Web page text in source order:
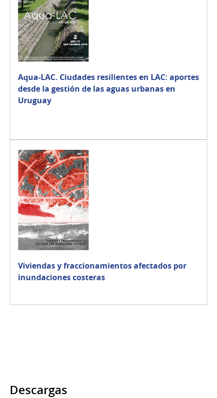
Aqua-LAC. Ciudades resilientes en LAC: aportes
desde la gestión de las aguas urbanas en
Uruguay
Viviendas y fraccionamientos afectados por
inundaciones costeras
Descargas